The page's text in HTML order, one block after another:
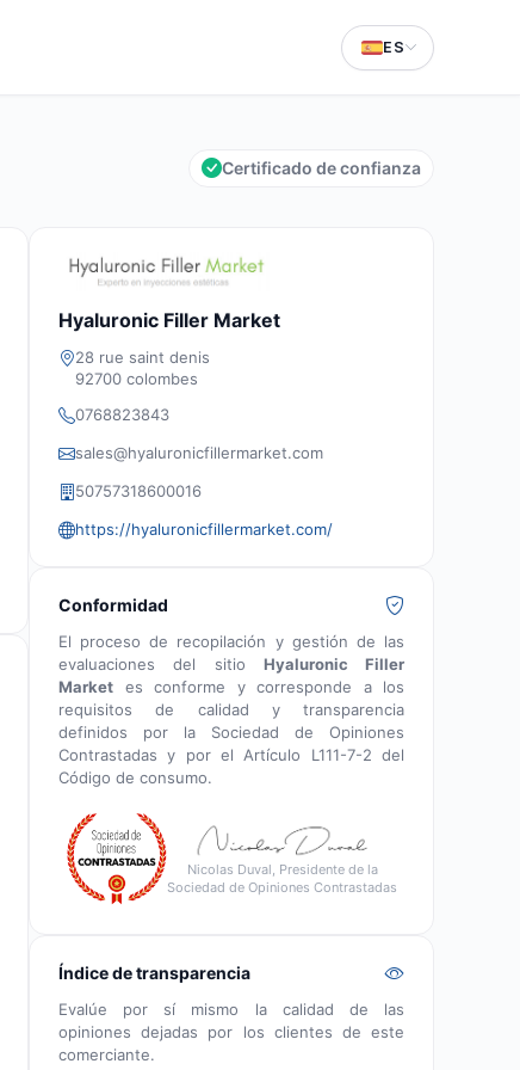
ES
Certificado de confianza
Hyaluronic Filler Market
28 rue saint denis
92700 colombes
0768823843
sales@hyaluronicfillermarket.com
50757318600016
https://hyaluronicfillermarket.com/
Conformidad
El proceso de recopilación y gestión de las
evaluaciones del sitio Hyaluronic Filler
Market es conforme y corresponde a los
requisitos de calidad y transparencia
definidos por la Sociedad de Opiniones
Contrastadas y por el Artículo L111-7-2 del
Código de consumo.
Nicolas Duval, Presidente de la
Sociedad de Opiniones Contrastadas
Índice de transparencia
Evalúe por sí mismo la calidad de las
opiniones dejadas por los clientes de este
comerciante.